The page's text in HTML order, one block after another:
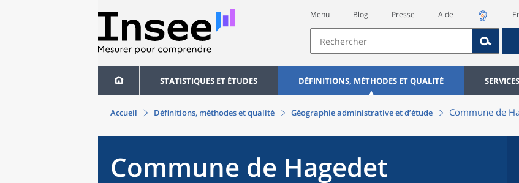
Menu Blog Presse Aide
STATISTIQUES ET ÉTUDES DÉFINITIONS, MÉTHODES ET QUALITÉ SERVICES
Accueil Définitions, méthodes et qualité Géographie administrative et d’étude Commune de
Commune de Hagedet